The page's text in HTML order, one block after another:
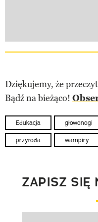
Dziękujemy, że
Bądź na bieżąco!
Edukacja głowonogi
przyroda wampiry
ZAPISZ SIĘ